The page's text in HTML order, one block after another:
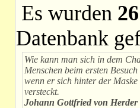
Es wurden 26
Datenbank
Wie kann man sich in dem
Menschen beim ersten
wenn er sich hinter der Maske
versteckt.
Johann Gottfried von Herder